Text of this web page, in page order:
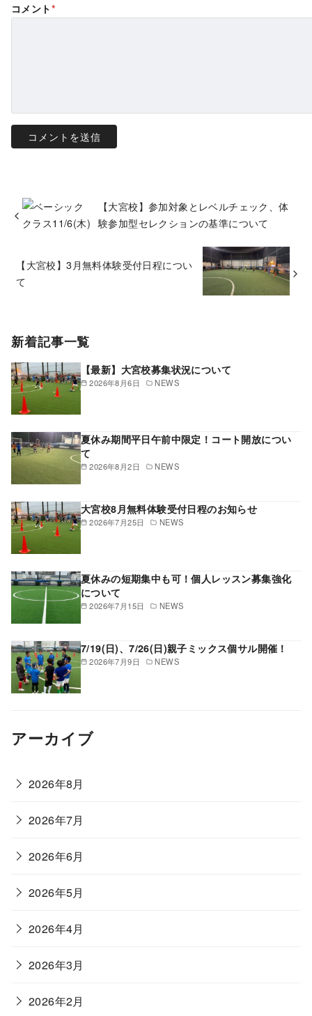
コメント*
【大宮校】参加対象とレベルチェック、体
験参加型セレクションの基準について
【大宮校】3月無料体験受付日程につい
て
新着記事一覧
2026年8月6日 NEWS
【最新】大宮校募集状況について
2026年8月2日 NEWS
夏休み期間平日午前中限定！コート開放につい
て
2026年7月25日 NEWS
大宮校8月無料体験受付日程のお知らせ
2026年7月15日 NEWS
夏休みの短期集中も可！個人レッスン募集強化
について
2026年7月9日 NEWS
7/19(日)、7/26(日)親子ミックス個サル開催！
アーカイブ
2026年8月
2026年7月
2026年6月
2026年5月
2026年4月
2026年3月
2026年2月